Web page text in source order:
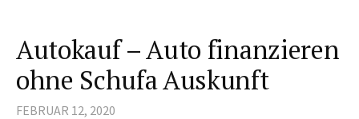
Autokauf – Auto finanzieren
ohne Schufa Auskunft
FEBRUAR 12, 2020